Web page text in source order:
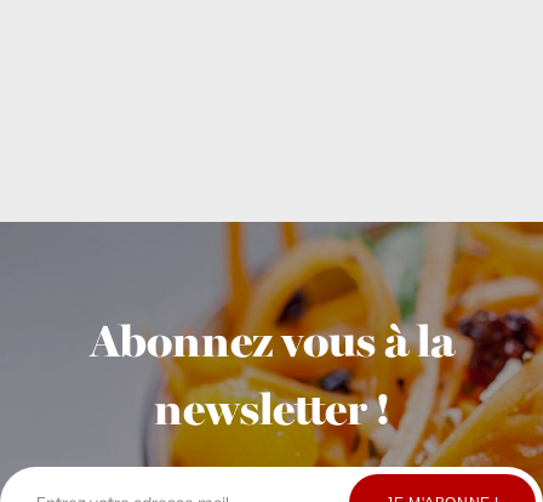
Abonnez vous à la
newsletter !